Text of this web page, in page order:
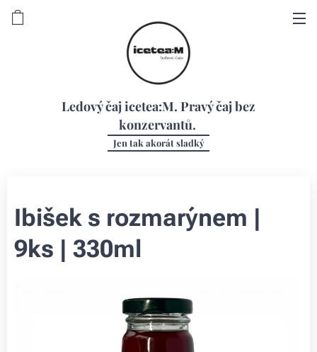
Ledový čaj icetea:M. Pravý čaj bez
konzervantů.
Jen tak akorát sladký
Ibišek s rozmarýnem |
9ks | 330ml